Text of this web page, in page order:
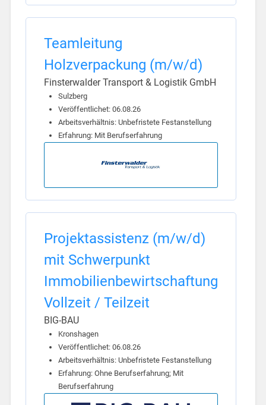
Teamleitung
Holzverpackung (m/w/d)
Finsterwalder Transport & Logistik GmbH
Sulzberg
Veröffentlichet: 06.08.26
Arbeitsverhältnis: Unbefristete Festanstellung
Erfahrung: Mit Berufserfahrung
Projektassistenz (m/w/d)
mit Schwerpunkt
Immobilienbewirtschaftung
Vollzeit / Teilzeit
BIG-BAU
Kronshagen
Veröffentlichet: 06.08.26
Arbeitsverhältnis: Unbefristete Festanstellung
Erfahrung: Ohne Berufserfahrung; Mit
Berufserfahrung